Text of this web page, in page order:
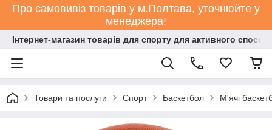
Про самовивіз товарів у м.Полтава, уточнюйте у
менеджера!
Інтернет-магазин товарів для спорту для активного
Товари та послуги Спорт Баскетбол М'ячі